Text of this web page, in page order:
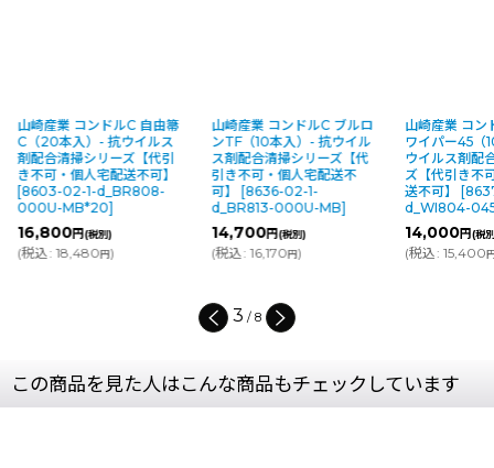
自由箒
イルス
【代引
不可】
山崎産業 コンドルC ブルロ
ンTF（10本入）- 抗ウイル
ス剤配合清掃シリーズ【代
引き不可・個人宅配送不
可】 [8636-02-1-
d_BR813-000U-MB]
14,700
(税込
山崎産業 コンドルC ドライ
ワイパー45（10本入）- 抗
ウイルス剤配合清掃シリー
ズ【代引き不可・個人宅配
送不可】
8637-02-1-
d_WI804-045U-MB]
14,000
(税込
山
ブ
ス
引
可
(税
4 / 8
この商品を見た人はこんな商品もチェックしています